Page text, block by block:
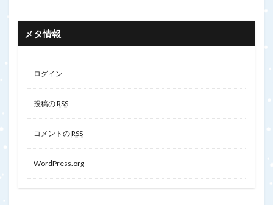
メタ情報
ログイン
投稿のRSS
コメントのRSS
WordPress.org